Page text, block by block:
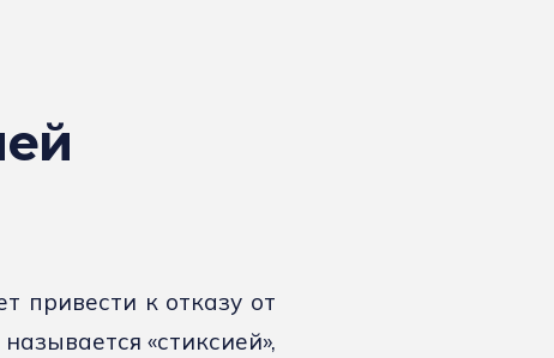
привести к отказу от
«стиксией»,